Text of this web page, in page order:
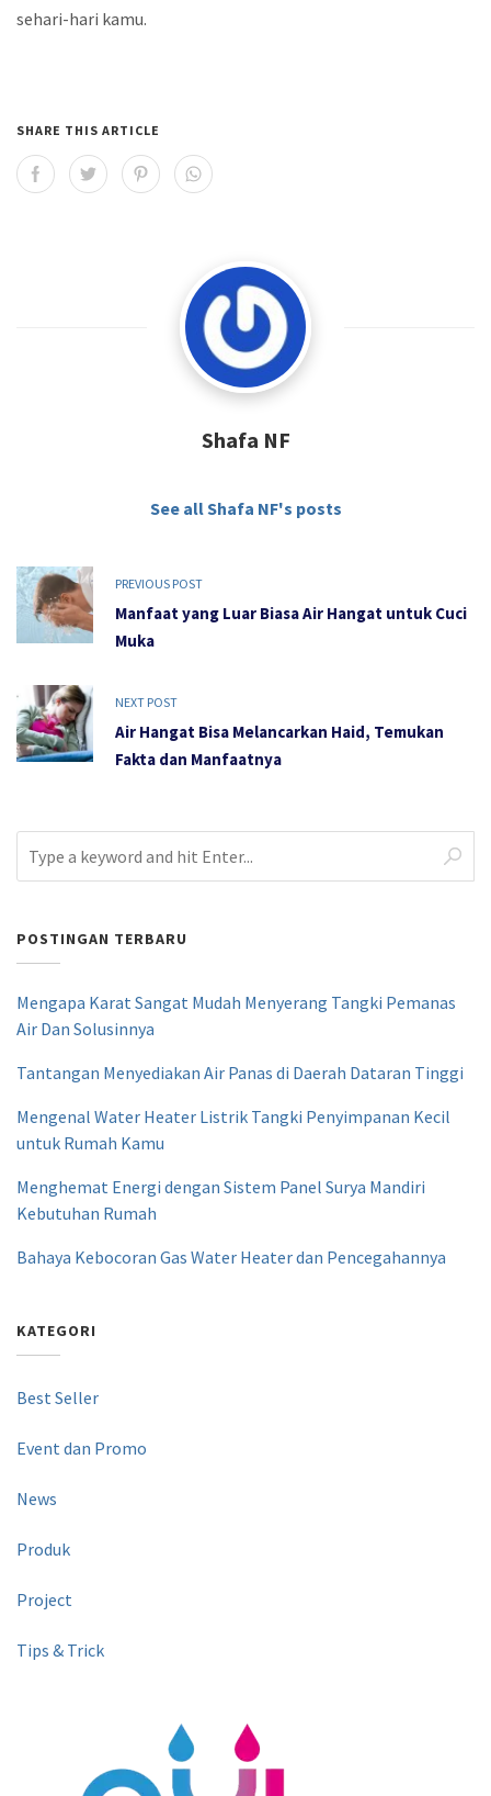
sehari-hari kamu.
SHARE THIS ARTICLE
Shafa NF
See all Shafa NF's posts
PREVIOUS POST
Manfaat yang Luar Biasa Air Hangat untuk Cuci
Muka
NEXT POST
Air Hangat Bisa Melancarkan Haid, Temukan
Fakta dan Manfaatnya
POSTINGAN TERBARU
Mengapa Karat Sangat Mudah Menyerang Tangki Pemanas
Air Dan Solusinnya
Tantangan Menyediakan Air Panas di Daerah Dataran Tinggi
Mengenal Water Heater Listrik Tangki Penyimpanan Kecil
untuk Rumah Kamu
Menghemat Energi dengan Sistem Panel Surya Mandiri
Kebutuhan Rumah
Bahaya Kebocoran Gas Water Heater dan Pencegahannya
KATEGORI
Best Seller
Event dan Promo
News
Produk
Project
Tips & Trick